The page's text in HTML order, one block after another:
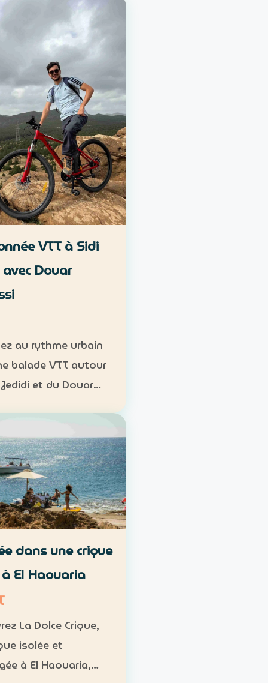
Activités :
randonnées, gas…
VTT à Sidi
Douar
au rythme urbain
balade VTT autour
et du Douar
h à 1 h 30 Niveau :
Groupe : de 8 à
Tarif : 50 …
dans une crique
El Haouaria
La Dolce Crique,
isolée et
à El Haouaria,